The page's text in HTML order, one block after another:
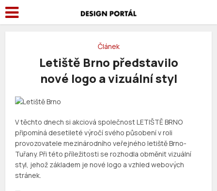
Článek
Letiště Brno představilo
nové logo a vizuální styl
V těchto dnech si akciová společnost LETIŠTĚ BRNO
připomíná desetileté výročí svého působení v roli
provozovatele mezinárodního veřejného letiště Brno-
Tuřany. Při této příležitosti se rozhodla obměnit vizuální
styl, jehož základem je nové logo a vzhled webových
stránek.